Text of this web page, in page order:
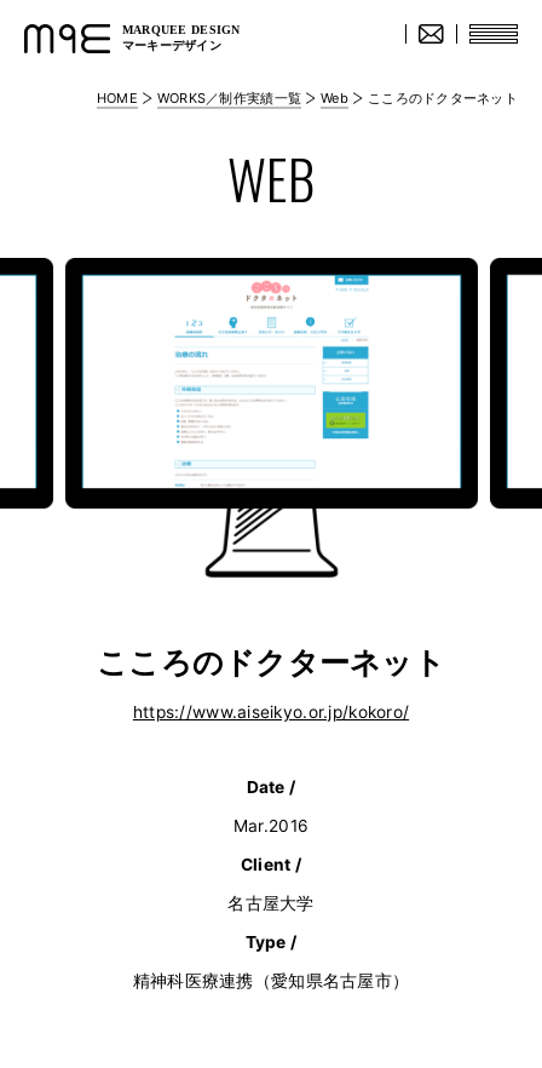
MARQUEE DESIGN
マーキーデザイン
HOME WORKS／制作実績一覧 Web こころのドクターネット
WEB
こころのドクターネット
https://www.aiseikyo.or.jp/kokoro/
Date /
Mar.2016
Client /
名古屋大学
Type /
精神科医療連携（愛知県名古屋市）